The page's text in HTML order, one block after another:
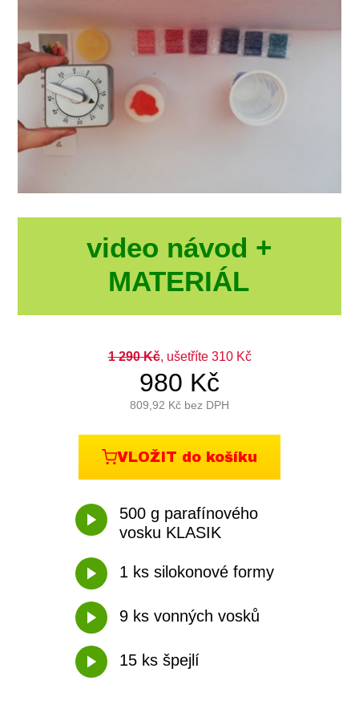
video návod +
MATERIÁL
1 290Kč, ušetříte 310 Kč
980 Kč
809,92 Kč bez DPH
VLOŽIT do košíku
500 g parafínového
vosku KLASIK
1 ks silokonové formy
9 ks vonných vosků
15 ks špejlí